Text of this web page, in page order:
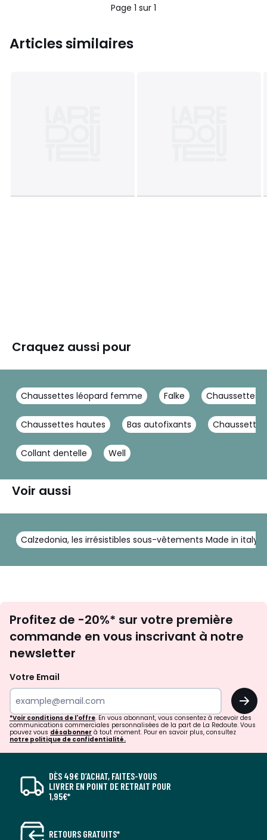
Page 1 sur 1
Articles similaires
Craquez aussi pour
Chaussettes léopard femme Falke Chaussettes
Chaussettes hautes Bas autofixants
Collant dentelle Well
Voir aussi
Calzedonia, les irrésistibles sous-vêtements Made in italy
newsletter
Profitez de -20%* sur votre première
commande en vous inscrivant à notre
newsletter
Votre Email
OK
*Voir conditions de l'offre. En vous abonnant, vous consentez à recevoir des
communications commerciales personnalisées de la part de La Redoute. Vous
pouvez vous désabonner à tout moment. Pour en savoir plus, consultez
notre politique de confidentialité.
DÈS 49€ D’ACHAT, FAITES-VOUS
LIVRER EN POINT DE RETRAIT POUR
1,95€*
RETOURS GRATUITS*